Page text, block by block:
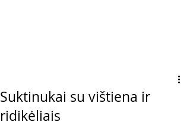
Suktinukai su vištiena ir
ridikėliais